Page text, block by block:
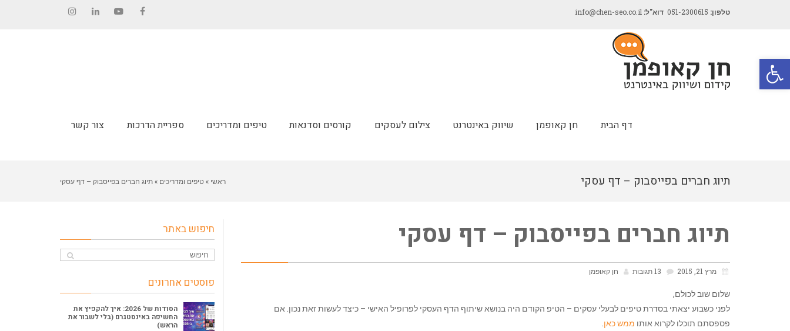
פתח סרגל נגישות
טלפון: דוא"ל:
דף הבית חן קאופמן שיווק באינטרנט צילום לעסקים קורסים וסדנאות טיפים ומדריכים ספריית הדרכות צור קשר
תיוג חברים בפייסבוק – דף עסקי ראשי »טיפים ומדריכים »תיוג חברים בפייסבוק – דף עסקי
תיוג חברים בפייסבוק – דף עסקי
מרץ 21, 2015 13 תגובות חן קאופמן
שלום שוב לכולם,
לפני כשבוע יצאתי בסדרת טיפים לבעלי עסקים – הטיפ הקודם היה בנושא שיתוף הדף העסקי לפרופיל האישי – כיצד לעשות זאת נכון. אם
פספסתם תוכלו לקרוא אותו ממש כאן.
חיפוש באתר
פוסטים אחרונים
הסודות של 2026: איך להקפיץ את
החשיפה באינסטגרם (בלי לשבור את
הראש)